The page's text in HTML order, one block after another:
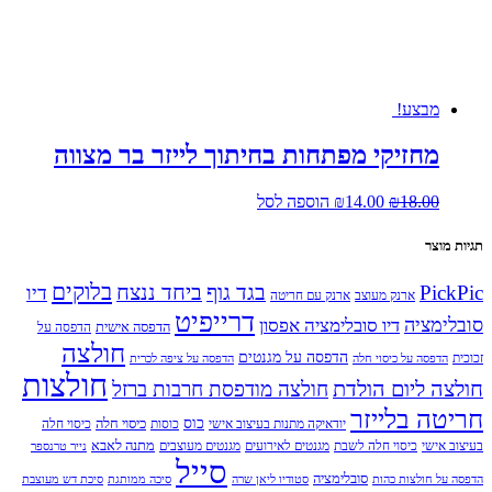
מבצע!
מחזיקי מפתחות בחיתוך לייזר בר מצווה
₪18.00
המחיר₪14.00
המחיר
הוספה לסל
תגיות מוצר
PickPic ארנק מעוצב ארנק עם חריטה בגד גוף ביחד ננצח בלוקים דיו
סובלימציה דיו סובלימציה אפסון דרייפיט הדפסה אישית הדפסה על
זכוכית הדפסה על כיסוי חלה הדפסה על מגנטים הדפסה על ציפה לכרית חולצה
חולצה ליום הולדת חולצה מודפסת חרבות ברזל חולצות
חריטה בלייזר יודאיקה מתנות בעיצוב אישי כוס כוסות כיסוי חלה כיסוי חלה
בעיצוב אישי כיסוי חלה לשבת מגנטים לאירועים מגנטים מעוצבים מתנה לאבא נייר טרנספר
הדפסה על חולצות כהות סובלימציה סטודיו ליאן שרה סייל סיכה ממותגת סיכת דש מעוצבת